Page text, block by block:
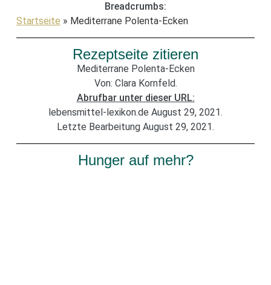
Breadcrumbs:
Startseite » Mediterrane Polenta-Ecken
Rezeptseite zitieren
Mediterrane Polenta-Ecken
Von: Clara Kornfeld.
Abrufbar unter dieser URL:
lebensmittel-lexikon.de August 29, 2021.
Letzte Bearbeitung August 29, 2021.
Hunger auf mehr?